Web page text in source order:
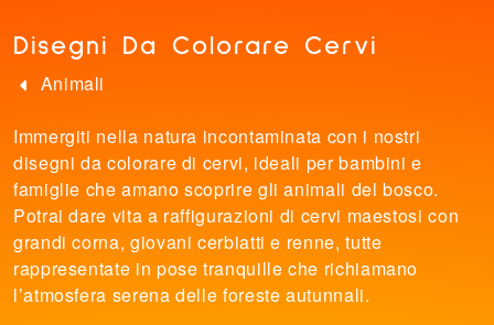
Disegni Da Colorare Cervi
Animali
Immergiti nella natura incontaminata con i nostri
disegni da colorare di cervi, ideali per bambini e
famiglie che amano scoprire gli animali del bosco.
Potrai dare vita a raffigurazioni di cervi maestosi con
grandi corna, giovani cerbiatti e renne, tutte
rappresentate in pose tranquille che richiamano
l’atmosfera serena delle foreste autunnali.